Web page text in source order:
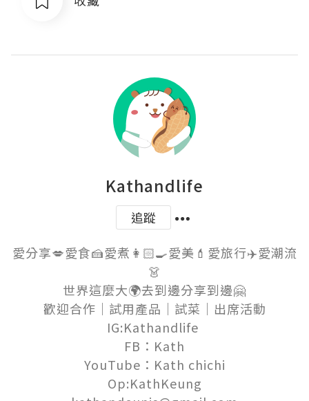
Kathandlife
追蹤
愛分享💋愛食🍰愛煮👩🏻‍🍳愛美💄愛旅行✈️愛潮流
👗
世界這麼大🌍去到邊分享到邊🤗
歡迎合作｜試用產品｜試菜｜出席活動
IG:Kathandlife
FB：Kath
YouTube：Kath chichi
Op:KathKeung